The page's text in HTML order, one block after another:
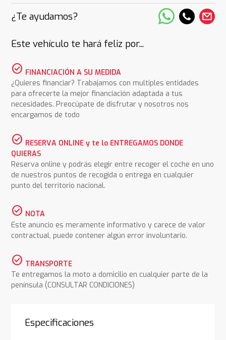
¿Te ayudamos?
Este vehículo te hará feliz por...
check_circle FINANCIACIÓN A SU MEDIDA
¿Quieres financiar? Trabajamos con multiples entidades
para ofrecerte la mejor financiación adaptada a tus
necesidades. Preocúpate de disfrutar y nosotros nos
encargamos de todo
check_circle RESERVA ONLINE y te lo ENTREGAMOS DONDE
QUIERAS
Reserva online y podrás elegir entre recoger el coche en uno
de nuestros puntos de recogida o entrega en cualquier
punto del territorio nacional.
check_circle NOTA
Este anuncio es meramente informativo y carece de valor
contractual, puede contener algún error involuntario.
check_circle TRANSPORTE
Te entregamos la moto a domicilio en cualquier parte de la
península (CONSULTAR CONDICIONES)
Especificaciones